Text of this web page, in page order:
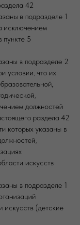
42
в подразделе 1
исключением
пункте 5
в подразделе 2
условии, что их
должностей
раздела 42
которых указаны в
искусств
в подразделе 1
искусств (детские